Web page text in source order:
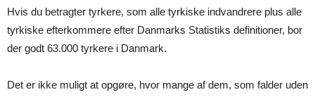
Hvis du betragter tyrkere, som alle tyrkiske indvandrere plus alle
tyrkiske efterkommere efter Danmarks Statistiks definitioner, bor
der godt 63.000 tyrkere i Danmark.
Det er ikke muligt at opgøre, hvor mange af dem, som falder uden